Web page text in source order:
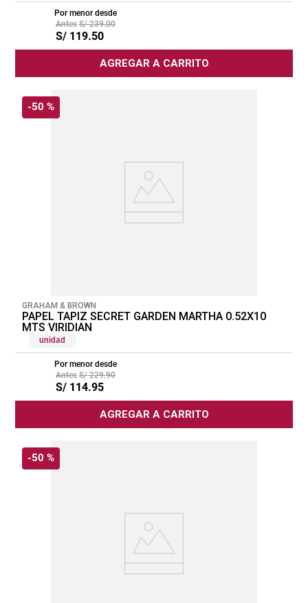
Por menor desde
S/ 239.00
S/ 119.50
AGREGAR A CARRITO
-50 %
GRAHAM & BROWN
PAPEL TAPIZ SECRET GARDEN MARTHA 0.52X10
MTS VIRIDIAN
unidad
Por menor desde
S/ 229.90
S/ 114.95
AGREGAR A CARRITO
-50 %